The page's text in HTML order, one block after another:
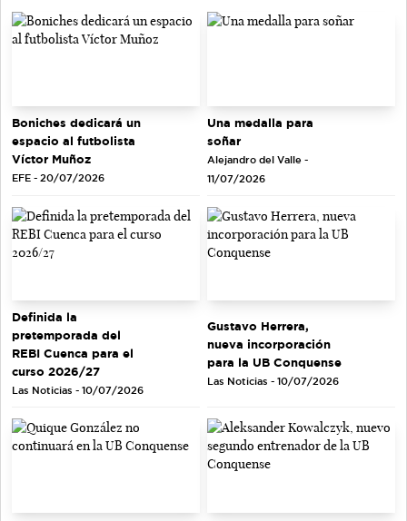
Boniches dedicará un
espacio al futbolista
Víctor Muñoz
EFE - 20/07/2026
Una medalla para
soñar
Alejandro del Valle -
11/07/2026
Definida la
pretemporada del
REBI Cuenca para el
curso 2026/27
Las Noticias - 10/07/2026
Gustavo Herrera,
nueva incorporación
para la UB Conquense
Las Noticias - 10/07/2026